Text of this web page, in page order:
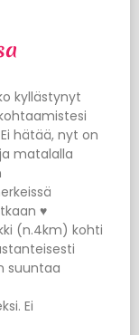
kyllästynyt
hätää, nyt on
matalalla
♥
(n.4km) kohti
suuntaa
Ei